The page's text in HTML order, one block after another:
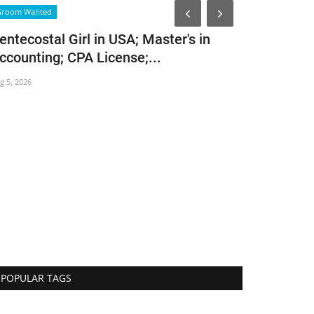
Wanted
Girl in USA; Master's in
CPA License;...
5, 2026
POPULAR TAGS